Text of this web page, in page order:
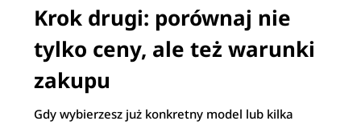
Krok drugi: porównaj nie
tylko ceny, ale też warunki
zakupu
Gdy wybierzesz już konkretny model lub kilka